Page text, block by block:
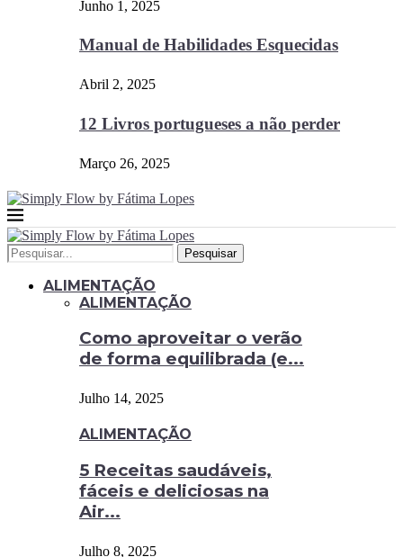
Junho 1, 2025
Manual de Habilidades Esquecidas
Abril 2, 2025
12 Livros portugueses a não perder
Março 26, 2025
Pesquisar
ALIMENTAÇÃO
ALIMENTAÇÃO
Como aproveitar o verão
de forma equilibrada (e...
Julho 14, 2025
ALIMENTAÇÃO
5 Receitas saudáveis,
fáceis e deliciosas na
Air...
Julho 8, 2025